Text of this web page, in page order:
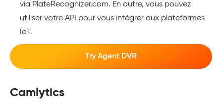
via PlateRecognizer.com. En outre, vous pouvez
utiliser votre API pour vous intégrer aux plateformes
IoT.
Try Agent DVR
Camlytics